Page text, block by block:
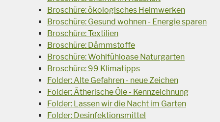
Broschüre: ökologisches Heimwerken
Broschüre: Gesund wohnen - Energie sparen
Broschüre: Textilien
Broschüre: Dämmstoffe
Broschüre: Wohlfühloase Naturgarten
Broschüre: 99 Klimatipps
Folder: Alte Gefahren - neue Zeichen
Folder: Ätherische Öle - Kennzeichnung
Folder: Lassen wir die Nacht im Garten
Folder: Desinfektionsmittel